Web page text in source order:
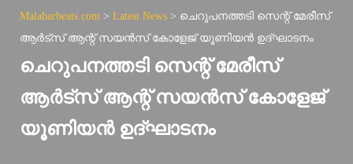
Malabarbeats.com > Latest News > ചെറുപനത്തടി സെന്റ് മേരീസ്
ആര്‍ട്‌സ് ആന്റ് സയന്‍സ് കോളേജ് യൂണിയന്‍ ഉദ്ഘാടനം
ചെറുപനത്തടി സെന്റ് മേരീസ്
ആര്‍ട്‌സ് ആന്റ് സയന്‍സ് കോളേജ്
യൂണിയന്‍ ഉദ്ഘാടനം